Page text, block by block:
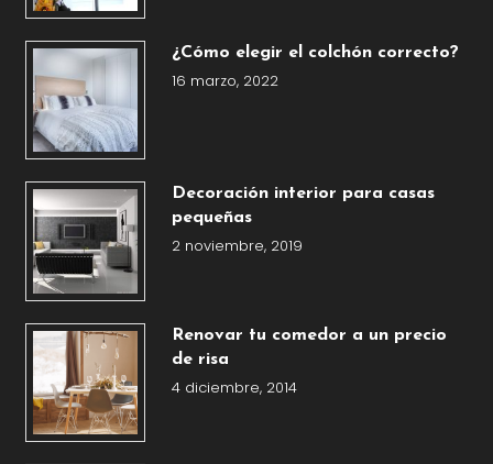
¿Cómo elegir el colchón correcto?
16 marzo, 2022
Decoración interior para casas
pequeñas
2 noviembre, 2019
Renovar tu comedor a un precio
de risa
4 diciembre, 2014